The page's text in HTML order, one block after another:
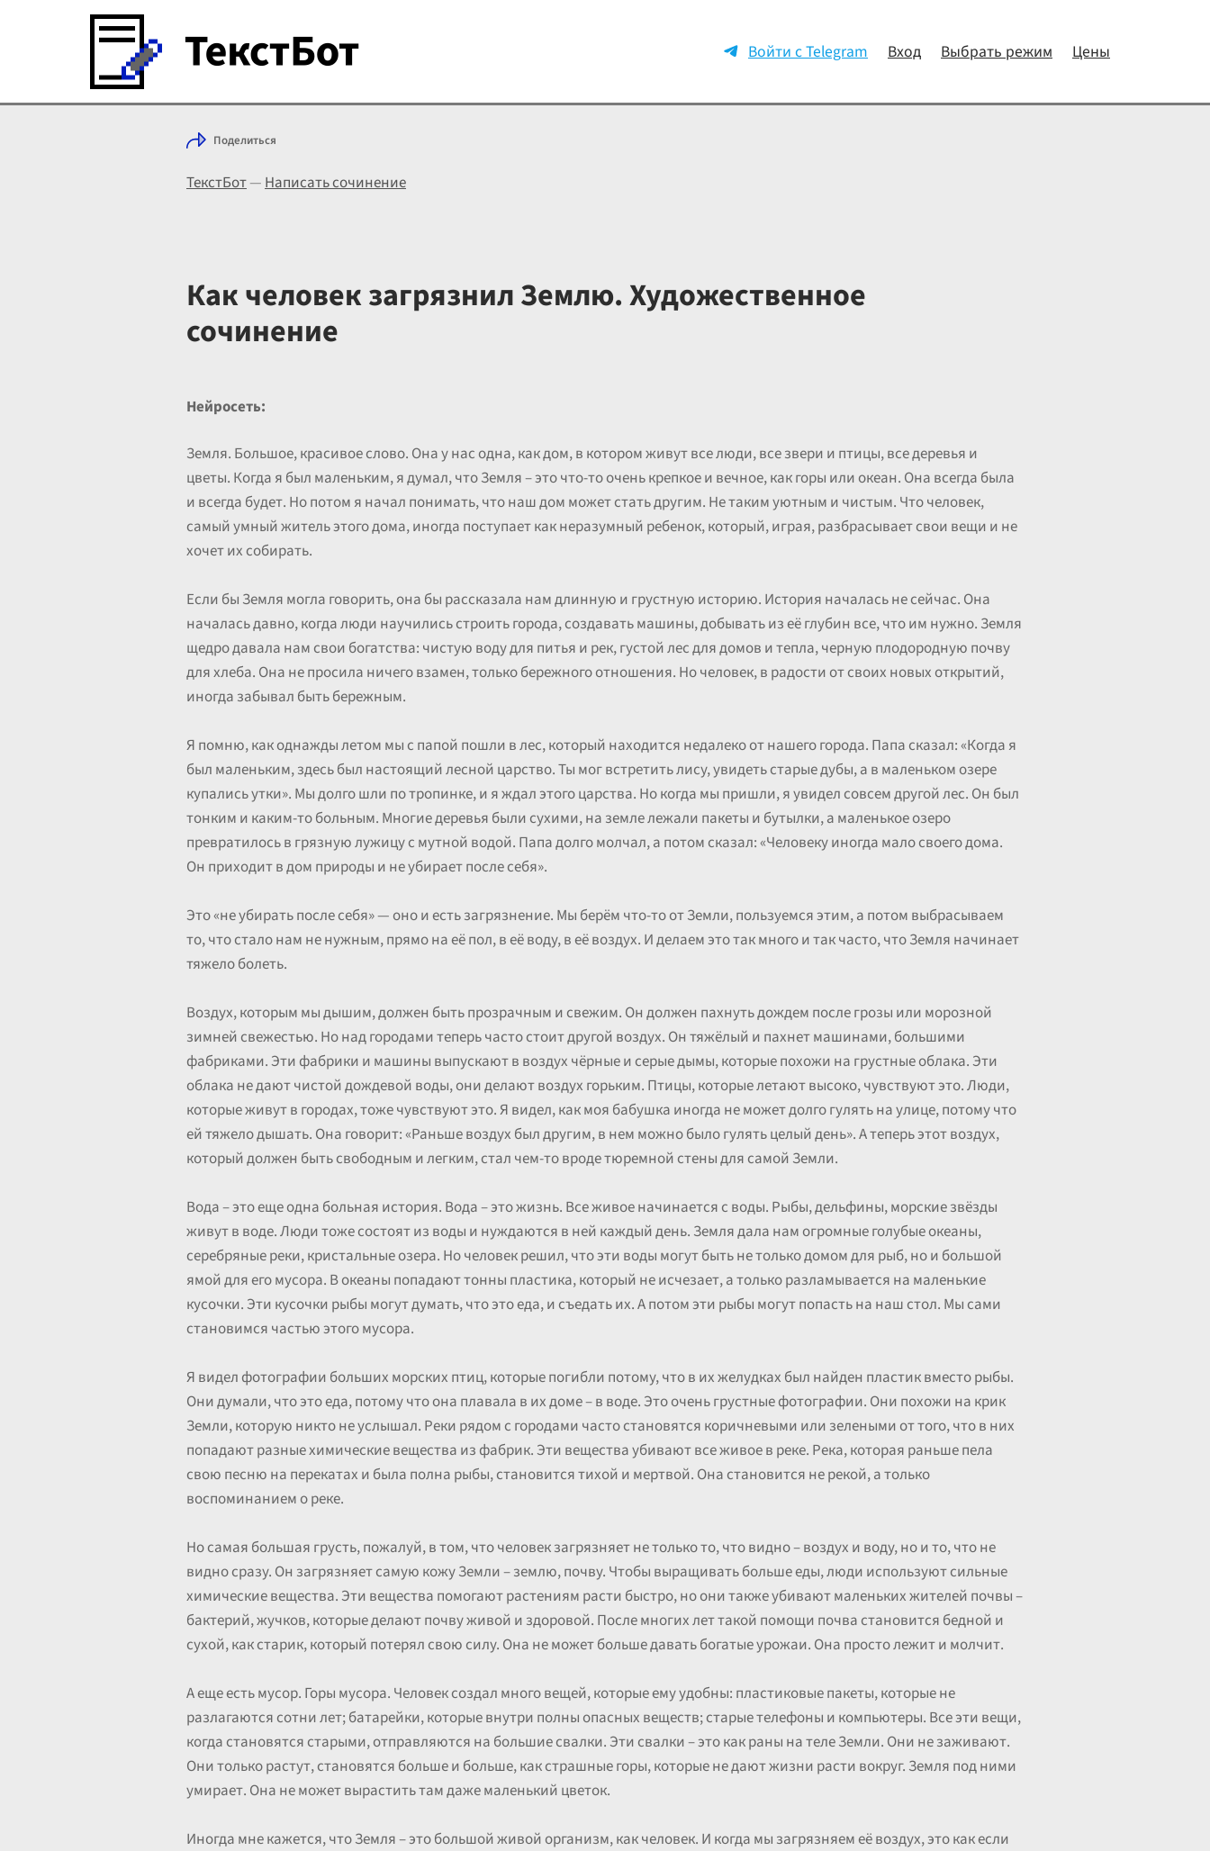
Войти с Telegram Вход Выбрать режим Цены
Поделиться
ТекстБот—Написать сочинение
Как человек загрязнил Землю. Художественное
сочинение
Нейросеть:
Земля. Большое, красивое слово. Она у нас одна, как дом, в котором живут все люди, все звери и птицы, все деревья и
цветы. Когда я был маленьким, я думал, что Земля – это что-то очень крепкое и вечное, как горы или океан. Она всегда была
и всегда будет. Но потом я начал понимать, что наш дом может стать другим. Не таким уютным и чистым. Что человек,
самый умный житель этого дома, иногда поступает как неразумный ребенок, который, играя, разбрасывает свои вещи и не
хочет их собирать.
Если бы Земля могла говорить, она бы рассказала нам длинную и грустную историю. История началась не сейчас. Она
началась давно, когда люди научились строить города, создавать машины, добывать из её глубин все, что им нужно. Земля
щедро давала нам свои богатства: чистую воду для питья и рек, густой лес для домов и тепла, черную плодородную почву
для хлеба. Она не просила ничего взамен, только бережного отношения. Но человек, в радости от своих новых открытий,
иногда забывал быть бережным.
Я помню, как однажды летом мы с папой пошли в лес, который находится недалеко от нашего города. Папа сказал: «Когда я
был маленьким, здесь был настоящий лесной царство. Ты мог встретить лису, увидеть старые дубы, а в маленьком озере
купались утки». Мы долго шли по тропинке, и я ждал этого царства. Но когда мы пришли, я увидел совсем другой лес. Он был
тонким и каким-то больным. Многие деревья были сухими, на земле лежали пакеты и бутылки, а маленькое озеро
превратилось в грязную лужицу с мутной водой. Папа долго молчал, а потом сказал: «Человеку иногда мало своего дома.
Он приходит в дом природы и не убирает после себя».
Это «не убирать после себя» — оно и есть загрязнение. Мы берём что-то от Земли, пользуемся этим, а потом выбрасываем
то, что стало нам не нужным, прямо на её пол, в её воду, в её воздух. И делаем это так много и так часто, что Земля начинает
тяжело болеть.
Воздух, которым мы дышим, должен быть прозрачным и свежим. Он должен пахнуть дождем после грозы или морозной
зимней свежестью. Но над городами теперь часто стоит другой воздух. Он тяжёлый и пахнет машинами, большими
фабриками. Эти фабрики и машины выпускают в воздух чёрные и серые дымы, которые похожи на грустные облака. Эти
облака не дают чистой дождевой воды, они делают воздух горьким. Птицы, которые летают высоко, чувствуют это. Люди,
которые живут в городах, тоже чувствуют это. Я видел, как моя бабушка иногда не может долго гулять на улице, потому что
ей тяжело дышать. Она говорит: «Раньше воздух был другим, в нем можно было гулять целый день». А теперь этот воздух,
который должен быть свободным и легким, стал чем-то вроде тюремной стены для самой Земли.
Вода – это еще одна больная история. Вода – это жизнь. Все живое начинается с воды. Рыбы, дельфины, морские звёзды
живут в воде. Люди тоже состоят из воды и нуждаются в ней каждый день. Земля дала нам огромные голубые океаны,
серебряные реки, кристальные озера. Но человек решил, что эти воды могут быть не только домом для рыб, но и большой
ямой для его мусора. В океаны попадают тонны пластика, который не исчезает, а только разламывается на маленькие
кусочки. Эти кусочки рыбы могут думать, что это еда, и съедать их. А потом эти рыбы могут попасть на наш стол. Мы сами
становимся частью этого мусора.
Я видел фотографии больших морских птиц, которые погибли потому, что в их желудках был найден пластик вместо рыбы.
Они думали, что это еда, потому что она плавала в их доме – в воде. Это очень грустные фотографии. Они похожи на крик
Земли, которую никто не услышал. Реки рядом с городами часто становятся коричневыми или зелеными от того, что в них
попадают разные химические вещества из фабрик. Эти вещества убивают все живое в реке. Река, которая раньше пела
свою песню на перекатах и была полна рыбы, становится тихой и мертвой. Она становится не рекой, а только
воспоминанием о реке.
Но самая большая грусть, пожалуй, в том, что человек загрязняет не только то, что видно – воздух и воду, но и то, что не
видно сразу. Он загрязняет самую кожу Земли – землю, почву. Чтобы выращивать больше еды, люди используют сильные
химические вещества. Эти вещества помогают растениям расти быстро, но они также убивают маленьких жителей почвы –
бактерий, жучков, которые делают почву живой и здоровой. После многих лет такой помощи почва становится бедной и
сухой, как старик, который потерял свою силу. Она не может больше давать богатые урожаи. Она просто лежит и молчит.
А еще есть мусор. Горы мусора. Человек создал много вещей, которые ему удобны: пластиковые пакеты, которые не
разлагаются сотни лет; батарейки, которые внутри полны опасных веществ; старые телефоны и компьютеры. Все эти вещи,
когда становятся старыми, отправляются на большие свалки. Эти свалки – это как раны на теле Земли. Они не заживают.
Они только растут, становятся больше и больше, как страшные горы, которые не дают жизни расти вокруг. Земля под ними
умирает. Она не может вырастить там даже маленький цветок.
Иногда мне кажется, что Земля – это большой живой организм, как человек. И когда мы загрязняем её воздух, это как если